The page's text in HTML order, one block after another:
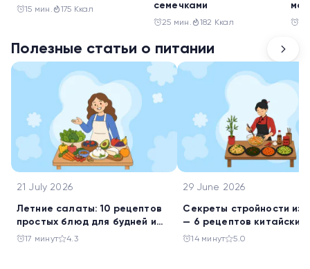
15 мин. 175 Ккал
семечками
25 мин. 182 Ккал
Полезные статьи о питании
21 July 2026
Летние салаты: 10 рецептов
простых блюд для будней и
праздника
17 минут 4.3
29 June 2026
Секреты стройности из
— 6 рецептов китайских
салатов
14 минут 5.0